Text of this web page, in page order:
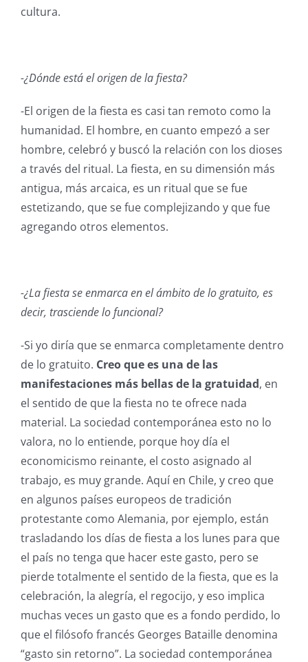
cultura.
-¿Dónde está el origen de la fiesta?
-El origen de la fiesta es casi tan remoto como la
humanidad. El hombre, en cuanto empezó a ser
hombre, celebró y buscó la relación con los dioses
a través del ritual. La fiesta, en su dimensión más
antigua, más arcaica, es un ritual que se fue
estetizando, que se fue complejizando y que fue
agregando otros elementos.
-¿La fiesta se enmarca en el ámbito de lo gratuito, es
decir, trasciende lo funcional?
-Si yo diría que se enmarca completamente dentro
de lo gratuito. Creo que es una de las
manifestaciones más bellas de la gratuidad, en
el sentido de que la fiesta no te ofrece nada
material. La sociedad contemporánea esto no lo
valora, no lo entiende, porque hoy día el
economicismo reinante, el costo asignado al
trabajo, es muy grande. Aquí en Chile, y creo que
en algunos países europeos de tradición
protestante como Alemania, por ejemplo, están
trasladando los días de fiesta a los lunes para que
el país no tenga que hacer este gasto, pero se
pierde totalmente el sentido de la fiesta, que es la
celebración, la alegría, el regocijo, y eso implica
muchas veces un gasto que es a fondo perdido, lo
que el filósofo francés Georges Bataille denomina
“gasto sin retorno”. La sociedad contemporánea